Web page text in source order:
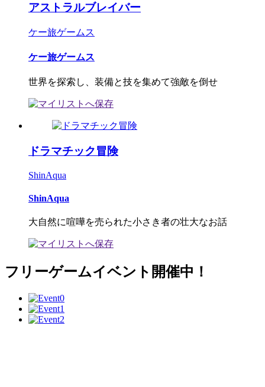
アストラルブレイバー
ケー旅ゲームス
ケー旅ゲームス
世界を探索し、装備と技を集めて強敵を倒せ
ドラマチック冒険
ShinAqua
ShinAqua
大自然に喧嘩を売られた小さき者の壮大なお話
フリーゲームイベント開催中！